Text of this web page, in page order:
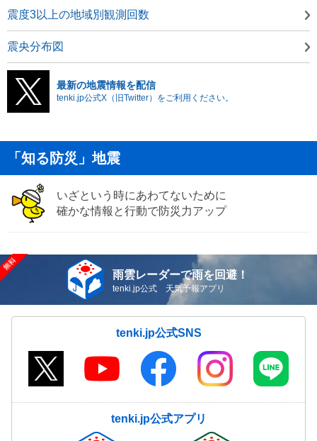
震度3以上の地域別観測回数
震央分布図
最新の地震情報を配信
tenki.jp公式X（旧Twitter）をご利用ください。
「知る防災」地震
いざという時にあわてないために
確かな情報と行動で防災力アップ
雨雲レーダーで雨を回避！
tenki.jp公式 天気予報アプリ
tenki.jp公式SNS
tenki.jp公式アプリ